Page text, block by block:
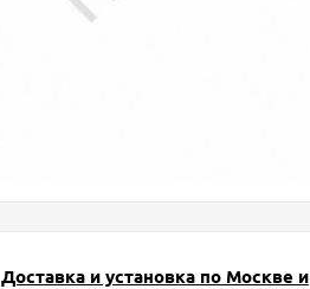
Доставка и установка по Москве и